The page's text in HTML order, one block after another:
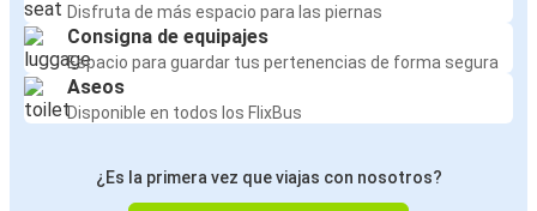
Disfruta de más espacio para las piernas
Consigna de equipajes
Espacio para guardar tus pertenencias de forma segura
Aseos
Disponible en todos los FlixBus
¿Es la primera vez que viajas con nosotros?